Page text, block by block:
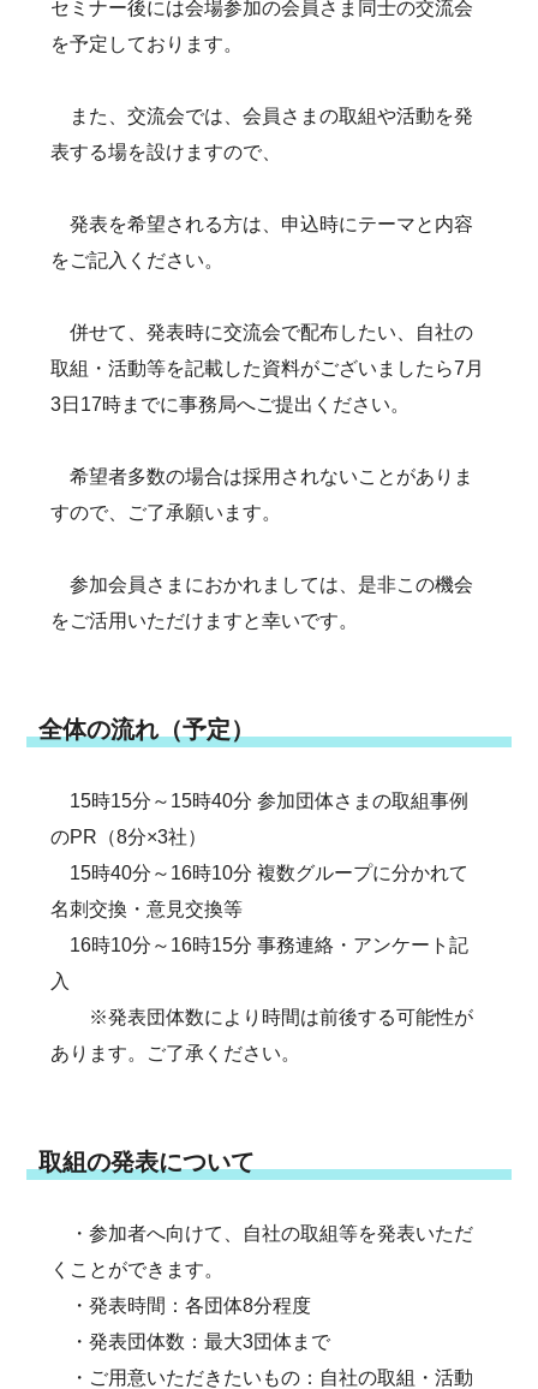
セミナー後には会場参加の会員さま同士の交流会
を予定しております。
また、交流会では、会員さまの取組や活動を発
表する場を設けますので、
発表を希望される方は、申込時にテーマと内容
をご記入ください。
併せて、発表時に交流会で配布したい、自社の
取組・活動等を記載した資料がございましたら7月
3日17時までに事務局へご提出ください。
希望者多数の場合は採用されないことがありま
すので、ご了承願います。
参加会員さまにおかれましては、是非この機会
をご活用いただけますと幸いです。
全体の流れ（予定）
15時15分～15時40分 参加団体さまの取組事例
のPR（8分×3社）
15時40分～16時10分 複数グループに分かれて
名刺交換・意見交換等
16時10分～16時15分 事務連絡・アンケート記
入
※発表団体数により時間は前後する可能性が
あります。ご了承ください。
取組の発表について
・参加者へ向けて、自社の取組等を発表いただ
くことができます。
・発表時間：各団体8分程度
・発表団体数：最大3団体まで
・ご用意いただきたいもの：自社の取組・活動